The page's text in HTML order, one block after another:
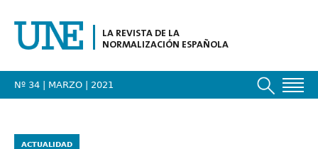
LA REVISTA DE LA
NORMALIZACIÓN ESPAÑOLA
Nº 34 | MARZO | 2021
ACTUALIDAD